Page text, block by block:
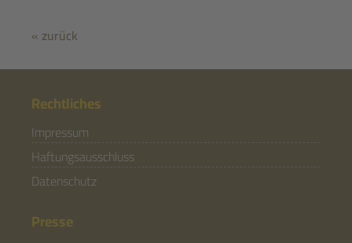
« zurück
Rechtliches
Impressum
Haftungsausschluss
Datenschutz
Presse